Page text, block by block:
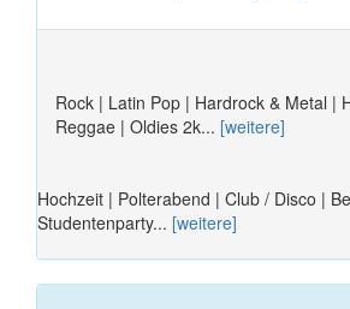
Rock | Latin Pop | Hardrock & Metal |
Reggae | Oldies 2k... [weitere]
Hochzeit | Polterabend | Club / Disco |
Studentenparty... [weitere]